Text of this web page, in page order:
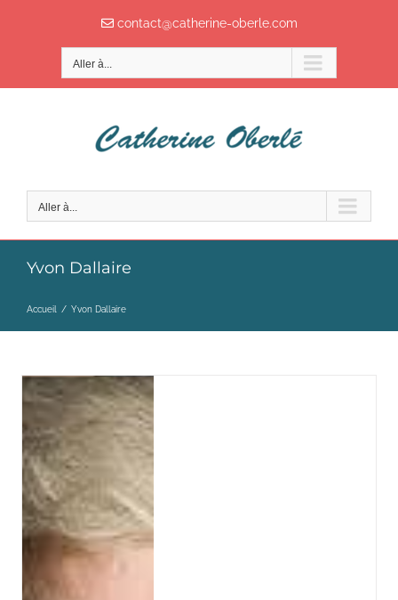
contact@catherine-oberle.com
Aller à...
Aller à...
Yvon Dallaire
Accueil / Yvon Dallaire